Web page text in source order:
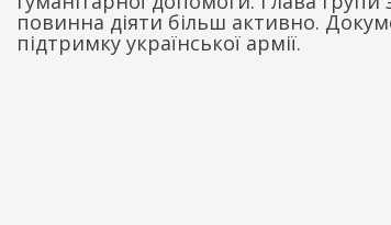
повинна діяти більш активно.
підтримку української армії.